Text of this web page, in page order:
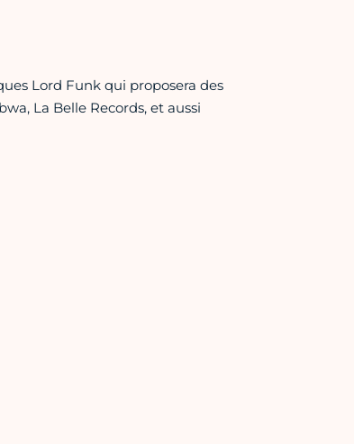
Lord Funk qui proposera des
La Belle Records, et aussi